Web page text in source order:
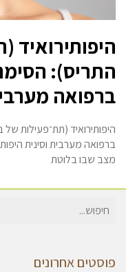
היפותירואיד
התריס):
ברפואה
היפותירואיד (תת־פעילות
ברפואה מערבית וסינית
מצב שבו בלוטת
חיפוש
פוסטים אחרונים